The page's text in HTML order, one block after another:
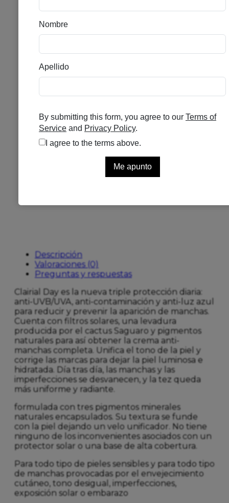
SVR CLAIRIAL DAY SPF30
30 ML
Sin existencias
36,00€
Corrector Unificador Del Tono Anti-
Categorías:
DERMOCOSMETICA,DESPIGMENTANTE
Descripción
Valoraciones (0)
Preguntas y respuestas
Clairial Day es la nueva triple protección diaria:
anti-UVB/UVA, anti-contaminación y anti-luz azul
para reducir y prevenir la aparición de manchas.
Cuenta con filtros solares, una levadura
producida por el cactus Saguaro y pigmentos
naturales para así obtener la crema anti-
manchas completa. Unifica el tono de la piel y
corrige las marcas para dejar la piel luminosa e
hidratada. Día tras día, las manchas y las
imperfecciones se desvanecen, y la tez queda
más uniforme y radiante.
formulada con tres pigmentos minerales
naturales encapsulados. Su textura se funde
con la piel dejando un velo unificador. No tiene
ninguno de los inconvenientes asociados con un
protector solar o una base de alta cobertura.
Para todo tipo de pieles sensibles y para todo tipo
de manchas provocadas por el envejecimiento
cutáneo, tono desigual, imperfecciones,
exposición solar o embarazo